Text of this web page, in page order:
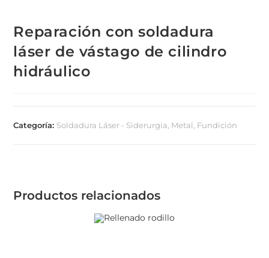
Reparación con soldadura
láser de vástago de cilindro
hidráulico
Categoría: Soldadura Láser - Siderurgia, Metal, Fundición
Productos relacionados